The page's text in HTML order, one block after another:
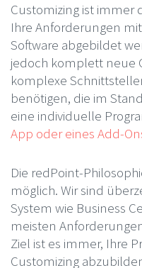
Customizing ist immer
Ihre Anforderungen
Software abgebildet
jedoch komplett neue
komplexe
benötigen, die im
eine individuelle
App oder eines Add-
Die redPoint-
möglich. Wir sind
System wie Business
meisten
Ziel ist es immer, Ihre
Customizing